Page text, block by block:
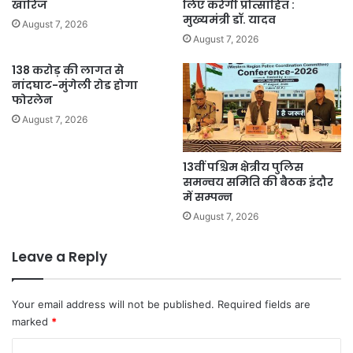
खारिज
August 7, 2026
लिए करेगी प्रोत्साहित :
मुख्यमंत्री डॉ. यादव
August 7, 2026
138 करोड़ की लागत से
नांदघाट-मुंगेली रोड होगा
फोरलेन
August 7, 2026
13वीं पश्चिम क्षेत्रीय पुलिस
समन्वय समिति की बैठक इंदौर
में सम्पन्न
August 7, 2026
Leave a Reply
Your email address will not be published. Required fields are
marked *